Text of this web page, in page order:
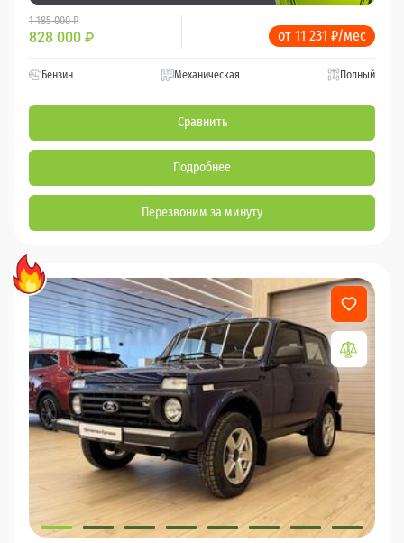
1 185 000 ₽
828 000 ₽ от 11 231 ₽/мес
Бензин Механическая Полный
Сравнить
Подробнее
Перезвоним за минуту